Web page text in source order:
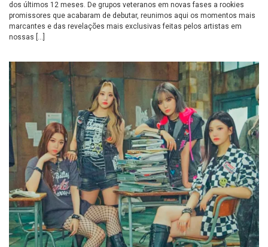
dos últimos 12 meses. De grupos veteranos em novas fases a rookies
promissores que acabaram de debutar, reunimos aqui os momentos mais
marcantes e das revelações mais exclusivas feitas pelos artistas em
nossas […]